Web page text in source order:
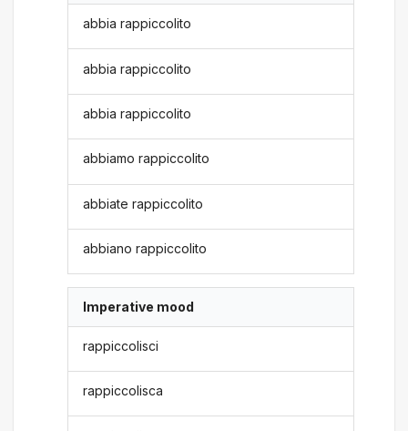
abbia rappiccolito
abbia rappiccolito
abbia rappiccolito
abbiamo rappiccolito
abbiate rappiccolito
abbiano rappiccolito
Imperative mood
rappiccolisci
rappiccolisca